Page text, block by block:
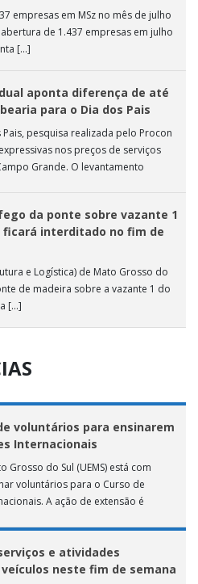
empresas em MSz no mês de julho
de 1.437 empresas em julho
[…]
aponta diferença de até
para o Dia dos Pais
pesquisa realizada pelo Procon
nos preços de serviços
Grande. O levantamento
da ponte sobre vazante 1
ficará interditado no fim de
e Logística) de Mato Grosso do
de madeira sobre a vazante 1 do
[…]
voluntários para ensinarem
Internacionais
Grosso do Sul (UEMS) está com
voluntários para o Curso de
A ação de extensão é
e atividades
neste fim de semana